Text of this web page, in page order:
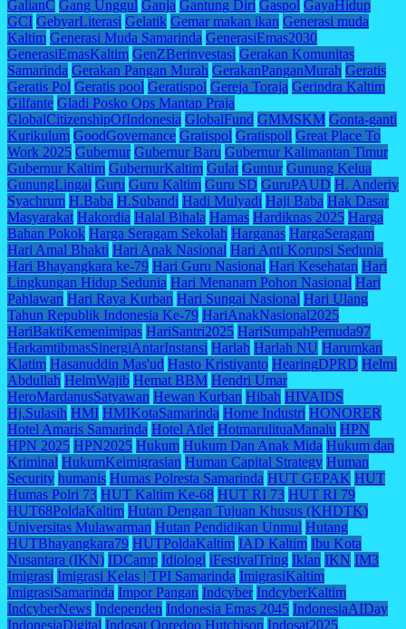
GalianC Gang Unggul Ganja Gantung Diri Gaspol GayaHidup
GCI GebyarLiterasi Gelatik Gemar makan ikan Generasi muda
Kaltim Generasi Muda Samarinda GenerasiEmas2030
GenerasiEmasKaltim GenZBerinvestasi Gerakan Komunitas
Samarinda Gerakan Pangan Murah GerakanPanganMurah Geratis
Geratis Pol Geratis pool Geratispol Gereja Toraja Gerindra Kaltim
Gilfante Gladi Posko Ops Mantap Praja
GlobalCitizenshipOfIndonesia GlobalFund GMMSKM Gonta-ganti
Kurikulum GoodGovernance Gratispol Gratispoll Great Place To
Work 2025 Gubernur Gubernur Baru Gubernur Kalimantan Timur
Gubernur Kaltim GubernurKaltim Gulat Guntur Gunung Kelua
GunungLingai Guru Guru Kaltim Guru SD GuruPAUD H. Anderiy
Syachrum H.Baba H.Subandi Hadi Mulyadi Haji Baba Hak Dasar
Masyarakat Hakordia Halal Bihala Hamas Hardiknas 2025 Harga
Bahan Pokok Harga Seragam Sekolah Harganas HargaSeragam
Hari Amal Bhakti Hari Anak Nasional Hari Anti Korupsi Sedunia
Hari Bhayangkara ke-79 Hari Guru Nasional Hari Kesehatan Hari
Lingkungan Hidup Sedunia Hari Menanam Pohon Nasional Hari
Pahlawan Hari Raya Kurban Hari Sungai Nasional Hari Ulang
Tahun Republik Indonesia Ke-79 HariAnakNasional2025
HariBaktiKemenimipas HariSantri2025 HariSumpahPemuda97
HarkamtibmasSinergiAntarInstansi Harlah Harlah NU Harumkan
Klatim Hasanuddin Mas'ud Hasto Kristiyanto HearingDPRD Helmi
Abdullah HelmWajib Hemat BBM Hendri Umar
HeroMardanusSatyawan Hewan Kurban Hibah HIVAIDS
Hj.Sulasih HMI HMIKotaSamarinda Home Industri HONORER
Hotel Amaris Samarinda Hotel Atlet HotmarulituaManalu HPN
HPN 2025 HPN2025 Hukum Hukum Dan Anak Mida Hukum dan
Kriminal HukumKeimigrasian Human Capital Strategy Human
Security humanis Humas Polresta Samarinda HUT GEPAK HUT
Humas Polri 73 HUT Kaltim Ke-68 HUT RI 73 HUT RI 79
HUT68PoldaKaltim Hutan Dengan Tujuan Khusus (KHDTK)
Universitas Mulawarman Hutan Pendidikan Unmul Hutang
HUTBhayangkara79 HUTPoldaKaltim IAD Kaltim Ibu Kota
Nusantara (IKN) IDCamp Idiologi iFestivalTring Iklan IKN IM3
Imigrasi Imigrasi Kelas | TPI Samarinda ImigrasiKaltim
ImigrasiSamarinda Impor Pangan Indcyber IndcyberKaltim
IndcyberNews Independen Indonesia Emas 2045 IndonesiaAIDay
IndonesiaDigital Indosat Ooredoo Hutchison Indosat2025